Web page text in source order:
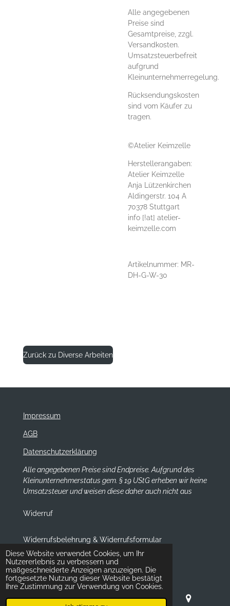
Diese Website verwendet Cookies, um Ihr
Nutzererlebnis zu verbessern und
maßgeschneiderte Anzeigen anzuzeigen. Die
fortgesetzte Nutzung dieser Website bestätigt
Ihre Zustimmung zur Verwendung von Cookies.
Alle angegebenen
Preise sind
Gesamtpreise, zzgl.
Versandkosten.
Umsatzsteuerbefreit
aufgrund
Kleinunternehmerregelung.
Rücksendungskosten
sind vom Käufer zu
tragen.
©Atelier Keimzelle
Herstellerangaben:
Atelier Keimzelle
Anja Lützenkirchen
Aldingerstr. 104 A
70378 Stuttgart
info [!at] atelier-
keimzelle.com
Artikelnummer: MR-
DH-G-W-30
Zurück zu Diverse Arbeiten
Impressum
AGB
Datenschutzerklärung
Alle angegebenen Preise sind Endpreise. Aufgrund des
Kleinunternehmerstatus gem. § 19 UStG erheben wir keine
Umsatzsteuer und weisen diese daher auch nicht aus
Widerruf
Widerrufsbelehrung & Widerrufsformular
© 2026 Atelier Keimzelle Shop